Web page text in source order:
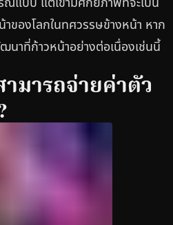
ของโลกในทศวรรษข้างหน้า หาก
นาที่ก้าวหน้าอย่างต่อเนื่องเช่นนี้
มารถจ่ายค่าตัว